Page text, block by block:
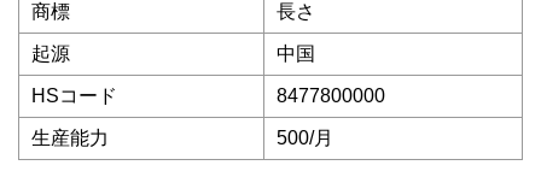
商標 長さ
起源 中国
HSコード 8477800000
生産能力 500/月